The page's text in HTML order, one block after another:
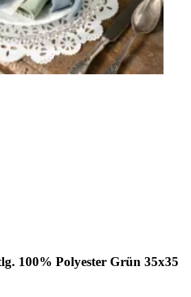
100% Polyester Grün 35x35